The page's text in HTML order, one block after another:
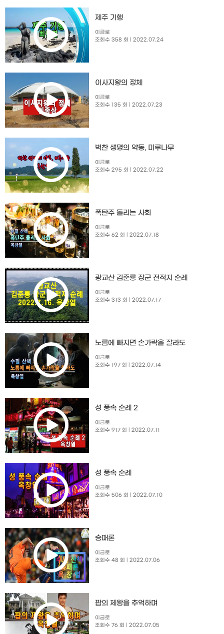
제주 기행
이금로
조회수 358 회
| 2022.07.24
이사지왕의 정체
이금로
조회수 135 회
| 2022.07.23
벅찬 생명의 약동, 미루나무
이금로
조회수 295 회
| 2022.07.22
폭탄주 돌리는 사회
이금로
조회수 62 회
| 2022.07.18
광교산 김준룡 장군 전적지 순례
이금로
조회수 313 회
| 2022.07.17
노름에 빠지면 손가락을 잘라도
이금로
조회수 197 회
| 2022.07.14
성 풍속 순례 2
이금로
조회수 917 회
| 2022.07.11
성 풍속 순례
이금로
조회수 506 회
| 2022.07.10
승패론
이금로
조회수 48 회
| 2022.07.06
팝의 제왕을 추억하며
이금로
조회수 76 회
| 2022.07.05